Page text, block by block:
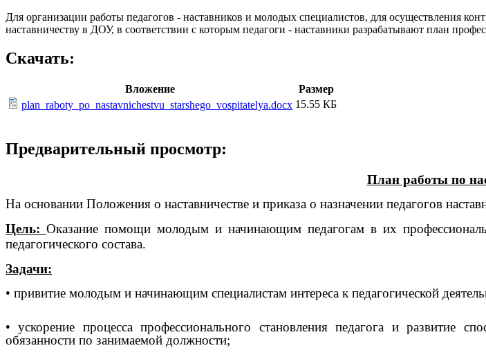
Для организации работы педагогов - наставников и молодых специалистов, для осуществления
наставничеству в ДОУ, в соответствии с которым педагоги - наставники разрабатывают план
Скачать:
Вложение
Размер
plan_raboty_po_nastavnichestvu_starshego_vospitatelya.docx 15.55 КБ
Предварительный просмотр:
План работы по
На основании Положения о наставничестве и приказа о назначении педагогов
Цель: Оказание помощи молодым и начинающим педагогам в их
педагогического состава.
Задачи:
• привитие молодым и начинающим специалистам интереса к педагогической
• ускорение процесса профессионального становления педагога и развитие
обязанности по занимаемой должности;